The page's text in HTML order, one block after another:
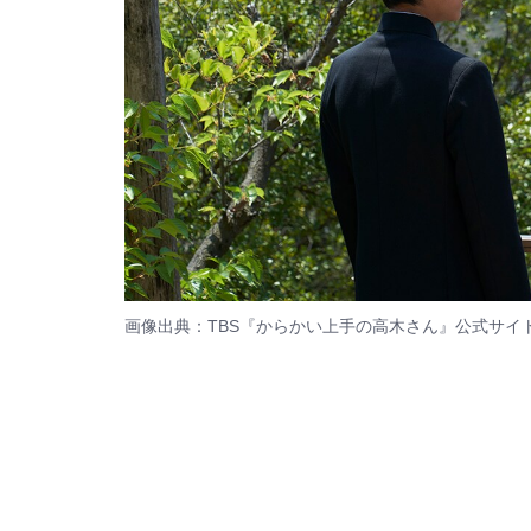
画像出典：TBS『からかい上手の高木さん』 公式サイ